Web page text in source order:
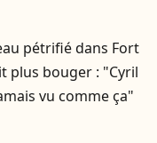
pétrifié dans Fort
plus bouger : "Cyril
vu comme ça"